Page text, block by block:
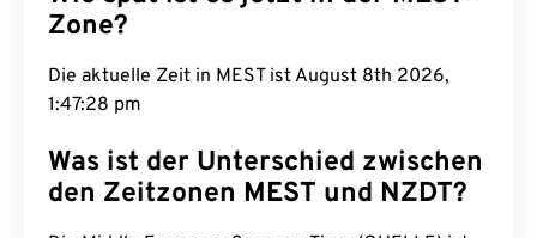
Zone?
Die aktuelle Zeit in MEST ist August 8th 2026,
1:47:29 pm
Was ist der Unterschied zwischen
den Zeitzonen MEST und NZDT?